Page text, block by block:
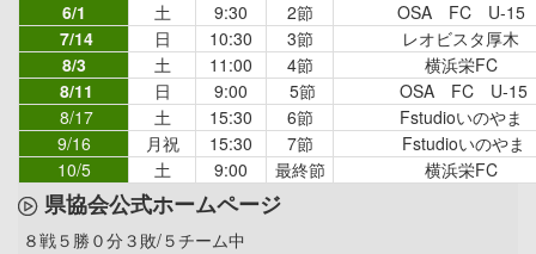
6/1 土 9:30 2節
OSA FC U-15
7/14
日 10:30 3節
レオビスタ厚木
8/3
土 11:00 4節
横浜栄FC
8/11
日 9:00 5節
OSA FC U-15
8/17
土 15:30 6節
Fstudioいのやま
9/16
月祝 15:30 7節
Fstudioいのやま
10/5
土 9:00 最終節 横浜栄FC
県協会公式ホームページ
８戦５勝０分３敗/５チーム中